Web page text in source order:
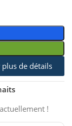
plus de détails
!